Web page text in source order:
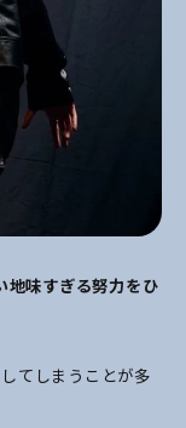
地味すぎる努力をひ
てしまうことが多